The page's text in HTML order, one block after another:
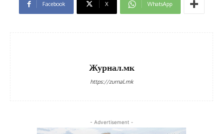
Facebook X WhatsApp
Журнал.мк
https://zurnal.mk
- Advertisement -